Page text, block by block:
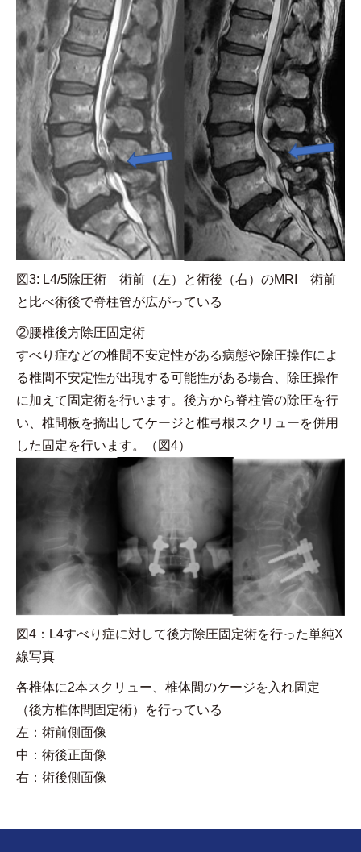
図3: L4/5除圧術 術前（左）と術後（右）のMRI 術前
と比べ術後で脊柱管が広がっている
②腰椎後方除圧固定術
すべり症などの椎間不安定性がある病態や除圧操作によ
る椎間不安定性が出現する可能性がある場合、除圧操作
に加えて固定術を行います。後方から脊柱管の除圧を行
い、椎間板を摘出してケージと椎弓根スクリューを併用
した固定を行います。（図4）
図4：L4すべり症に対して後方除圧固定術を行った単純X
線写真
各椎体に2本スクリュー、椎体間のケージを入れ固定
（後方椎体間固定術）を行っている
左：術前側面像
中：術後正面像
右：術後側面像